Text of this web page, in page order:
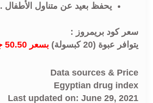
يحفظ بعيد عن متناول الأطفال .
سعر كود بريمروز :
يتوافر عبوة (20 كبسولة)
بسعر 50.50 جنيه مصري.
Data sources & Price
Egyptian drug index
Last updated on: June 29, 2021